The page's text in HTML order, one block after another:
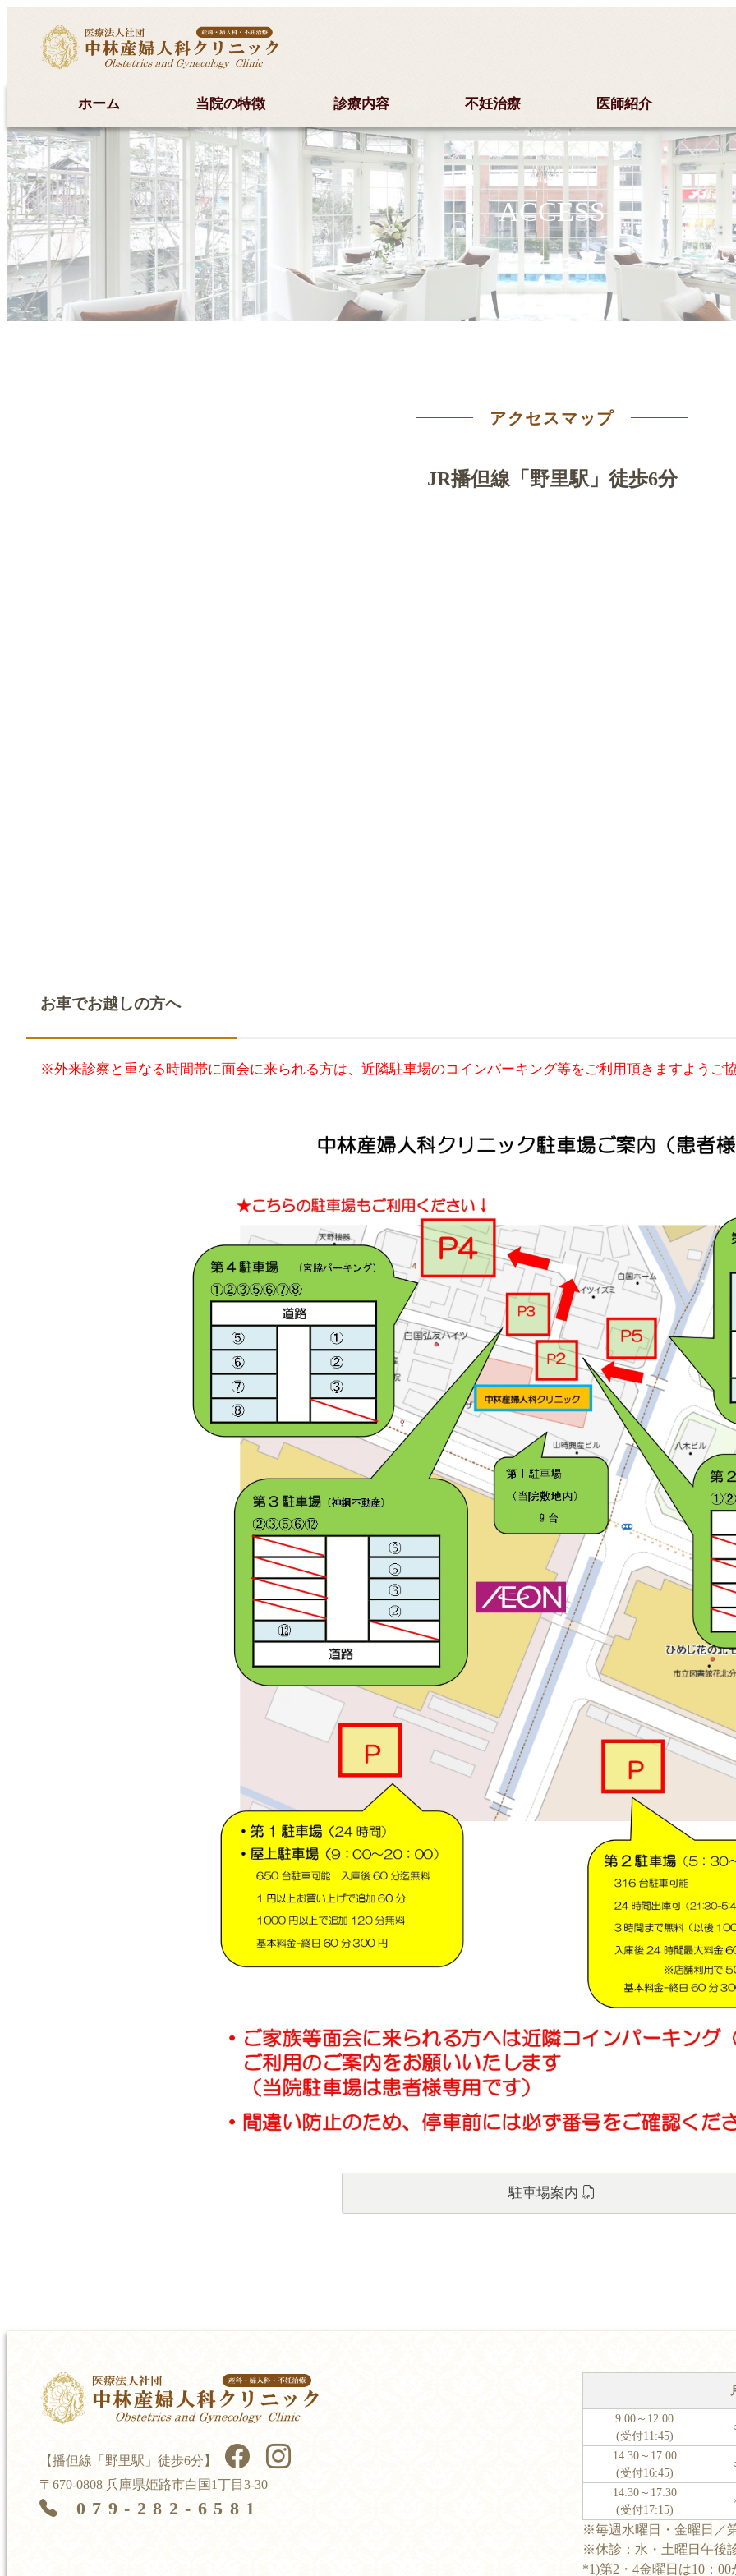
ホーム 当院の特徴 診療内容 不妊治療 医師紹介
ACCESS
アクセス
アクセスマップ
JR播但線「野里駅」徒歩6分
お車でお越しの方へ
※外来診察と重なる時間帯に面会に来られる方は、近隣駐車場のコインパーキング等をご利用頂きますようご
駐車場案内
【播但線「野里駅」徒歩6分】
〒670-0808 兵庫県姫路市白国1丁目3-30
079-282-6581
9:00～12:00
(受付11:45)
14:30～17:00
(受付16:45)
14:30～17:30
(受付17:15)
※毎週水曜日・金曜日／
※休診：水・土曜日午後
*1)第2・4金曜日は10：00